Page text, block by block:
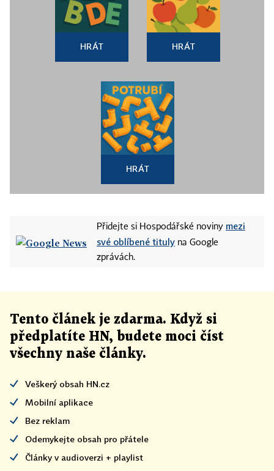
HRÁT HRÁT
HRÁT
Přidejte si Hospodářské noviny mezi
své oblíbené tituly na Google
zprávách.
Tento článek je zdarma. Když si
předplatíte HN, budete moci číst
všechny naše články.
Veškerý obsah HN.cz
Mobilní aplikace
Bez reklam
Odemykejte obsah pro přátele
Články v audioverzi + playlist